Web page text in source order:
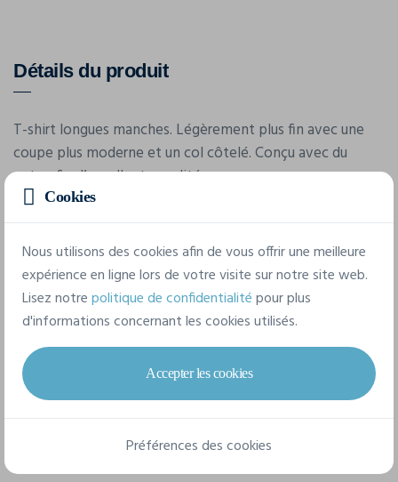
Détails du produit
T-shirt longues manches. Légèrement plus fin avec une
coupe plus moderne et un col côtelé. Conçu avec du
coton fin d’excellente qualité.
Caractéristiques
Marque
Cottover
Cookies
Nous utilisons des cookies afin de vous offrir une meilleure
expérience en ligne lors de votre visite sur notre site web.
Lisez notrepolitique de confidentialitépour plus
d'informations concernant les cookies utilisés.
Accepter les cookies
Préférences des cookies